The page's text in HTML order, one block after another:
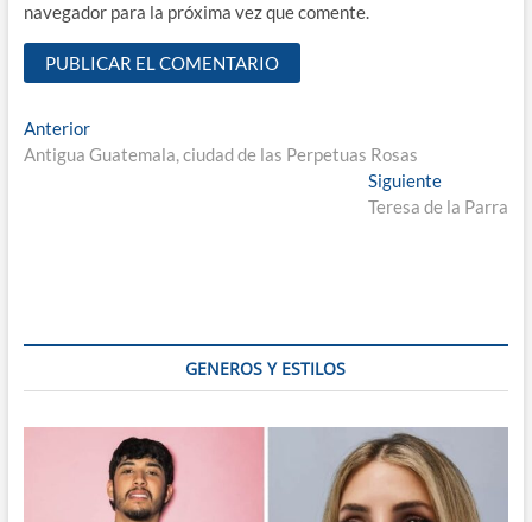
navegador para la próxima vez que comente.
Navegación
de
AnteriorEntrada
anterior:
Antigua Guatemala, ciudad de las Perpetuas Rosas
SiguienteEntrada
siguiente:
Teresa de la Parra
GENEROS Y ESTILOS